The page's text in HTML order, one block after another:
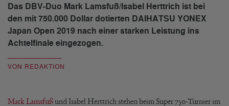
Das DBV-Duo Mark Lamsfuß/Isabel Herttrich ist bei
den mit 750.000 Dollar dotierten DAIHATSU YONEX
Japan Open 2019 nach einer starken Leistung ins
Achtelfinale eingezogen.
VON REDAKTION
Mark Lamsfußund Isabel Herttrich stehen beim Super 750-Turnier im